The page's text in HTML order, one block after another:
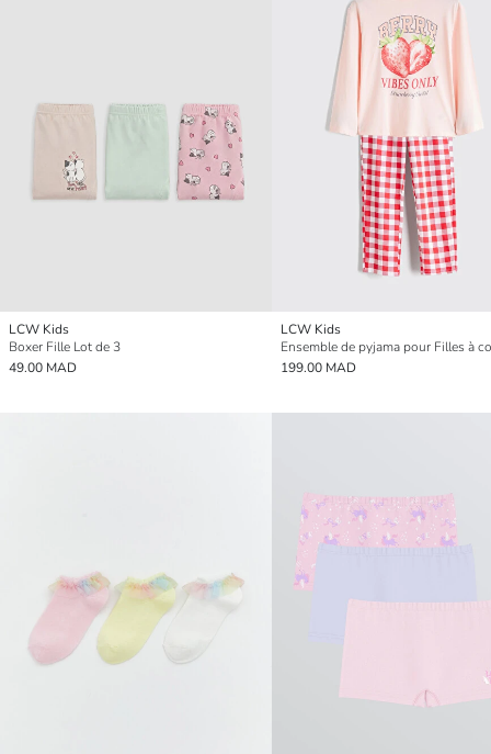
LCW Kids
Boxer Fille Lot de 3
49.00 MAD
LCW Kids
199.00 MAD